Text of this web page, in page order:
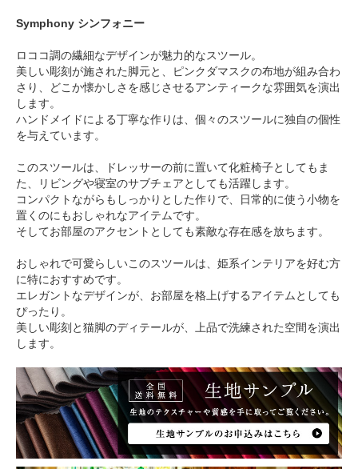
Symphony シンフォニー
ロココ調の繊細なデザインが魅力的なスツール。
美しい彫刻が施された脚元と、ピンクダマスクの布地が組み合わ
さり、どこか懐かしさを感じさせるアンティークな雰囲気を演出
します。
ハンドメイドによる丁寧な作りは、個々のスツールに独自の個性
を与えています。
このスツールは、ドレッサーの前に置いて化粧椅子としてもま
た、リビングや寝室のサブチェアとしても活躍します。
コンパクトながらもしっかりとした作りで、日常的に使う小物を
置くのにもおしゃれなアイテムです。
そしてお部屋のアクセントとしても素敵な存在感を放ちます。
おしゃれで可愛らしいこのスツールは、姫系インテリアを好む方
に特におすすめです。
エレガントなデザインが、お部屋を格上げするアイテムとしても
ぴったり。
美しい彫刻と猫脚のディテールが、上品で洗練された空間を演出
します。